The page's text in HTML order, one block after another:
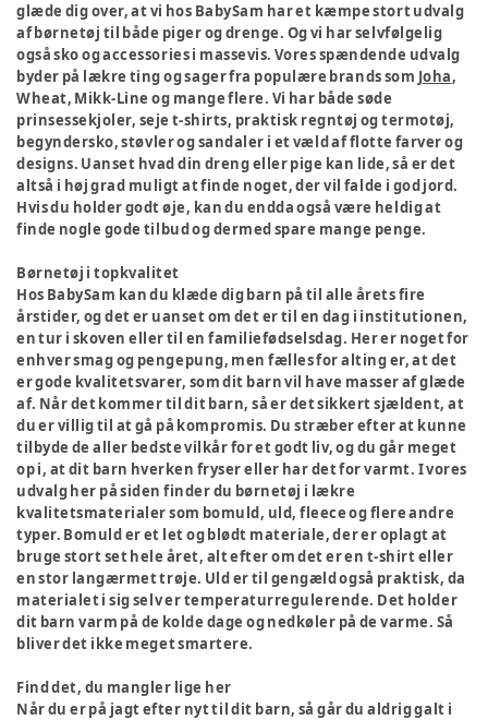
glæde dig over, at vi hos BabySam har et kæmpe stort udvalg
af børnetøj til både piger og drenge. Og vi har selvfølgelig
også sko og accessories i massevis. Vores spændende udvalg
byder på lækre ting og sager fra populære brands som Joha,
Wheat, Mikk-Line og mange flere. Vi har både søde
prinsessekjoler, seje t-shirts, praktisk regntøj og termotøj,
begyndersko, støvler og sandaler i et væld af flotte farver og
designs. Uanset hvad din dreng eller pige kan lide, så er det
altså i høj grad muligt at finde noget, der vil falde i god jord.
Hvis du holder godt øje, kan du endda også være heldig at
finde nogle gode tilbud og dermed spare mange penge.
Børnetøj i topkvalitet
Hos BabySam kan du klæde dig barn på til alle årets fire
årstider, og det er uanset om det er til en dag i institutionen,
en tur i skoven eller til en familiefødselsdag. Her er noget for
enhver smag og pengepung, men fælles for alting er, at det
er gode kvalitetsvarer, som dit barn vil have masser af glæde
af. Når det kommer til dit barn, så er det sikkert sjældent, at
du er villig til at gå på kompromis. Du stræber efter at kunne
tilbyde de aller bedste vilkår for et godt liv, og du går meget
op i, at dit barn hverken fryser eller har det for varmt. I vores
udvalg her på siden finder du børnetøj i lækre
kvalitetsmaterialer som bomuld, uld, fleece og flere andre
typer. Bomuld er et let og blødt materiale, der er oplagt at
bruge stort set hele året, alt efter om det er en t-shirt eller
en stor langærmet trøje. Uld er til gengæld også praktisk, da
materialet i sig selv er temperaturregulerende. Det holder
dit barn varm på de kolde dage og nedkøler på de varme. Så
bliver det ikke meget smartere.
Find det, du mangler lige her
Når du er på jagt efter nyt til dit barn, så går du aldrig galt i